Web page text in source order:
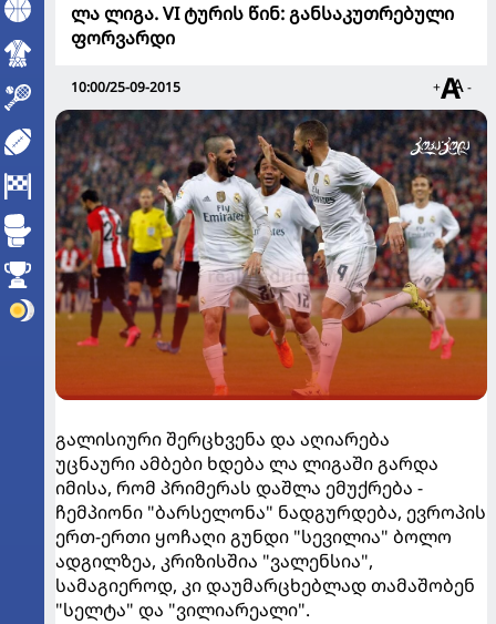
ლა ლიგა. VI ტურის წინ: განსაკუთრებული
ფორვარდი
10:00/25-09-2015 + -
გალისიური შერცხვენა და აღიარება
უცნაური ამბები ხდება ლა ლიგაში გარდა
იმისა, რომ პრიმერას დაშლა ემუქრება -
ჩემპიონი "ბარსელონა" ნადგურდება, ევროპის
ერთ-ერთი ყოჩაღი გუნდი "სევილია" ბოლო
ადგილზეა, კრიზისშია "ვალენსია",
სამაგიეროდ, კი დაუმარცხებლად თამაშობენ
"სელტა" და "ვილიარეალი".